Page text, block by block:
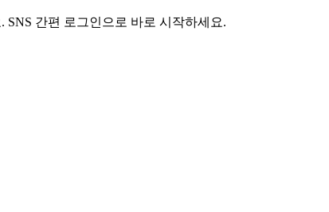
SNS 간편 로그인으로 바로 시작하세요.